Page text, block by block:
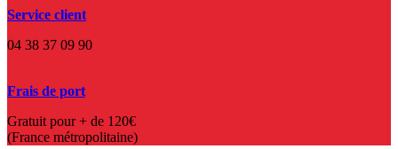
Service client
04 38 37 09 90
Frais de port
Gratuit pour + de 120€
(France métropolitaine)